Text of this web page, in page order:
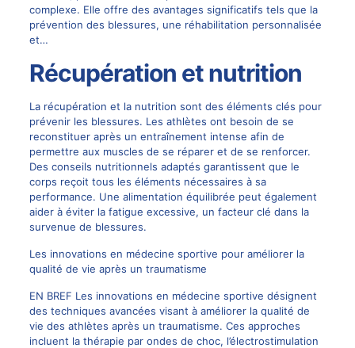
complexe. Elle offre des avantages significatifs tels que la
prévention des blessures, une réhabilitation personnalisée
et…
Récupération et nutrition
La récupération et la nutrition sont des éléments clés pour
prévenir les blessures. Les athlètes ont besoin de se
reconstituer après un entraînement intense afin de
permettre aux muscles de se réparer et de se renforcer.
Des conseils nutritionnels adaptés garantissent que le
corps reçoit tous les éléments nécessaires à sa
performance. Une alimentation équilibrée peut également
aider à éviter la fatigue excessive, un facteur clé dans la
survenue de blessures.
Les innovations en médecine sportive pour améliorer la
qualité de vie après un traumatisme
EN BREF Les innovations en médecine sportive désignent
des techniques avancées visant à améliorer la qualité de
vie des athlètes après un traumatisme. Ces approches
incluent la thérapie par ondes de choc, l’électrostimulation